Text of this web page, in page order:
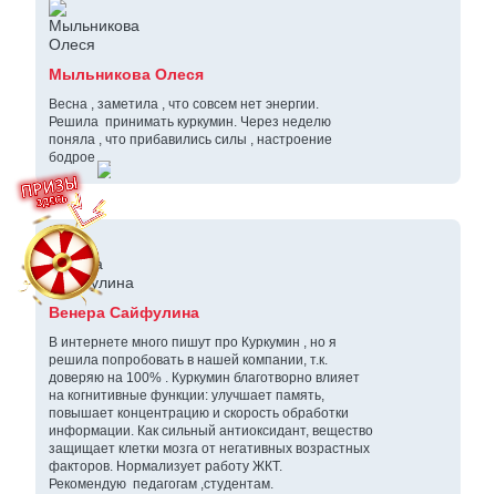
Мыльникова Олеся
Весна , заметила , что совсем нет энергии.
Решила принимать куркумин. Через неделю
поняла , что прибавились силы , настроение
бодрое .
Венера Сайфулина
В интернете много пишут про Куркумин , но я
решила попробовать в нашей компании, т.к.
доверяю на 100% . Куркумин благотворно влияет
на когнитивные функции: улучшает память,
повышает концентрацию и скорость обработки
информации. Как сильный антиоксидант, вещество
защищает клетки мозга от негативных возрастных
факторов. Нормализует работу ЖКТ.
Рекомендую педагогам ,студентам.